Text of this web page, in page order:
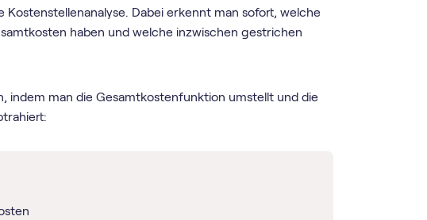
Dabei erkennt man sofort, welche
haben und welche inzwischen gestrichen
indem man die Gesamtkostenfunktion umstellt und die